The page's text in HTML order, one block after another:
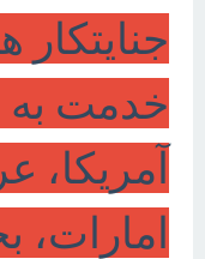
جنایتکار
خدمت
آمریکا،
امارات،